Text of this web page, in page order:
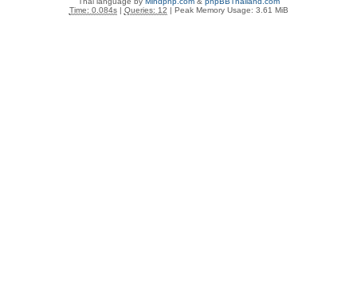
Time: 0.084s| Queries: 12 | Peak Memory Usage: 3.61 MiB